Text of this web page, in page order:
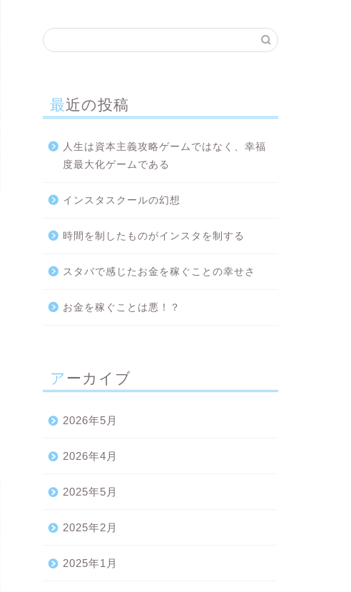
最近の投稿
人生は資本主義攻略ゲームではなく、幸福
度最大化ゲームである
インスタスクールの幻想
時間を制したものがインスタを制する
スタバで感じたお金を稼ぐことの幸せさ
お金を稼ぐことは悪！？
アーカイブ
2026年5月
2026年4月
2025年5月
2025年2月
2025年1月